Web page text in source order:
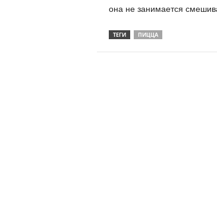
она не занимается
ТЕГИ ПИЦЦА